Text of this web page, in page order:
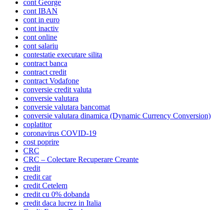
cont George
cont IBAN
cont in euro
cont inactiv
cont online
cont salariu
contestatie executare silita
contract banca
contract credit
contract Vodafone
conversie credit valuta
conversie valutara
conversie valutara bancomat
conversie valutara dinamica (Dynamic Currency Conversion)
coplatitor
coronavirus COVID-19
cost poprire
CRC
CRC – Colectare Recuperare Creante
credit
credit car
credit Cetelem
credit cu 0% dobanda
credit daca lucrez in Italia